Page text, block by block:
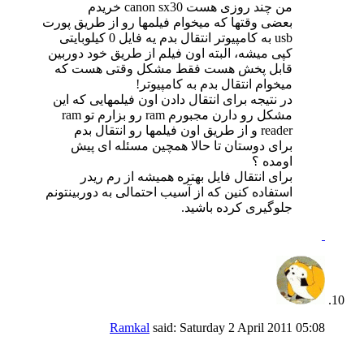
من چند روزی هست canon sx30 خریدم
بعضی وقتها که میخوام فیلمها رو از طریق پورت
usb به کامپیوتر انتقال بدم یه فایل 0 کیلوبایتی
کپی میشه، البته اون فیلم از طریق خود دوربین
قابل پخش هست فقط مشکل وقتی هست که
میخوام انتقال بدم به کامپیوتر!
در نتیجه برای انتقال دادن اون فیلمهایی که این
مشکل رو دارن مجبورم ram رو بزارم تو ram
reader و از طریق اون فیلمها رو انتقال بدم
برای دوستان تا حالا همچین مسئله ای پیش
اومده ؟
برای انتقال فایل بهتره همیشه از رم ریدر
استفاده کنین که از آسیب احتمالی به دوربینتونم
جلوگیری کرده باشید.
Ramkal said: Saturday 2 April 2011 05:08